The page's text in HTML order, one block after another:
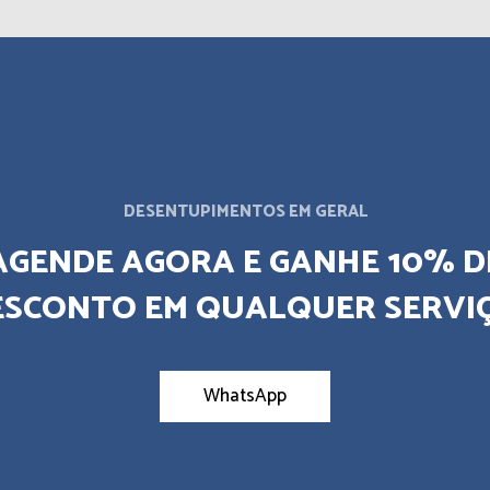
DESENTUPIMENTOS EM GERAL
AGORA E GANHE 10%
EM QUALQUER
WhatsApp